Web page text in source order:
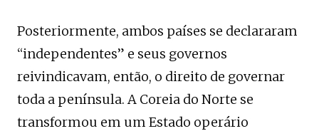
Posteriormente, ambos países se declararam
“independentes” e seus governos
reivindicavam, então, o direito de governar
toda a península. A Coreia do Norte se
transformou em um Estado operário